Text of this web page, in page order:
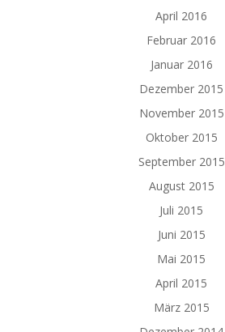
April 2016
Februar 2016
Januar 2016
Dezember 2015
November 2015
Oktober 2015
September 2015
August 2015
Juli 2015
Juni 2015
Mai 2015
April 2015
März 2015